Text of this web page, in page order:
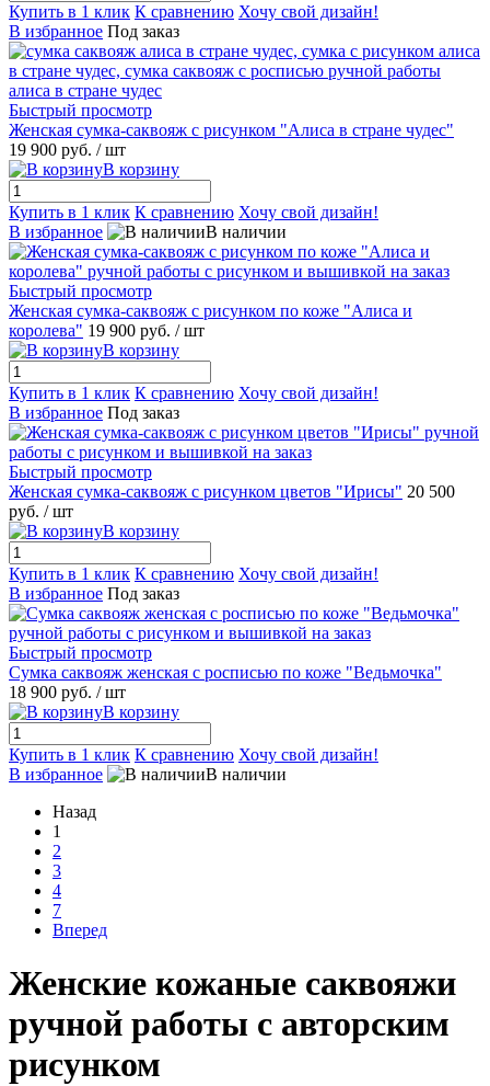
Купить в 1 клик К сравнению Хочу свой дизайн!
В избранное Под заказ
Быстрый просмотр
Женская сумка-саквояж с рисунком "Алиса в стране чудес"
19 900 руб. / шт
В корзину
Купить в 1 клик К сравнению Хочу свой дизайн!
В избранное
В наличии
Быстрый просмотр
Женская сумка-саквояж с рисунком по коже "Алиса и
королева" 19 900 руб. / шт
В корзину
Купить в 1 клик К сравнению Хочу свой дизайн!
В избранное Под заказ
Быстрый просмотр
Женская сумка-саквояж с рисунком цветов "Ирисы" 20 500
руб. / шт
В корзину
Купить в 1 клик К сравнению Хочу свой дизайн!
В избранное Под заказ
Быстрый просмотр
Сумка саквояж женская с росписью по коже "Ведьмочка"
18 900 руб. / шт
В корзину
Купить в 1 клик К сравнению Хочу свой дизайн!
В избранное
В наличии
Назад
1
2
3
4
7
Вперед
Женские кожаные саквояжи
ручной работы с авторским
рисунком